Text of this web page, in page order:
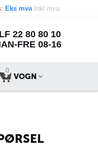
Eks mva Inkl mva
22 80 80 10
FRE 08-16
0
VOGN